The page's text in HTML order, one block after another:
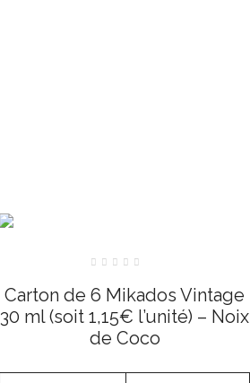
sur
5
Carton de 6 Mikados Vintage
30 ml (soit 1,15€ l’unité) – Noix
de Coco